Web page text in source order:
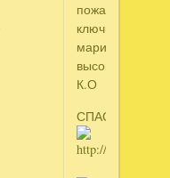
пожалуйста
ключик.Шоу
высокомерия.
К.О
СПАСИБО